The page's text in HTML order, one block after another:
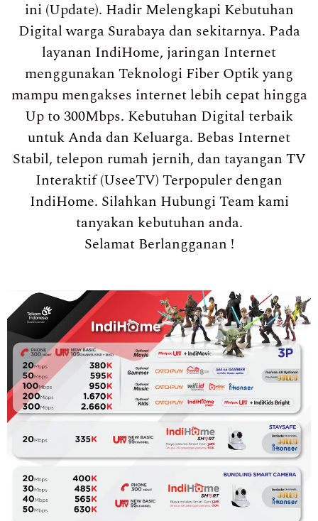
ini (Update). Hadir Melengkapi Kebutuhan
Digital warga Surabaya dan sekitarnya. Pada
layanan IndiHome, jaringan Internet
menggunakan Teknologi Fiber Optik yang
mampu mengakses internet lebih cepat hingga
Up to 300Mbps. Kebutuhan Digital terbaik
untuk Anda dan Keluarga. Bebas Internet
Stabil, telepon rumah jernih, dan tayangan TV
Interaktif (UseeTV) Terpopuler dengan
IndiHome. Silahkan Hubungi Team kami
tanyakan kebutuhan anda.
Selamat Berlangganan !